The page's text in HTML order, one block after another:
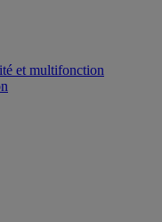
et multifonction